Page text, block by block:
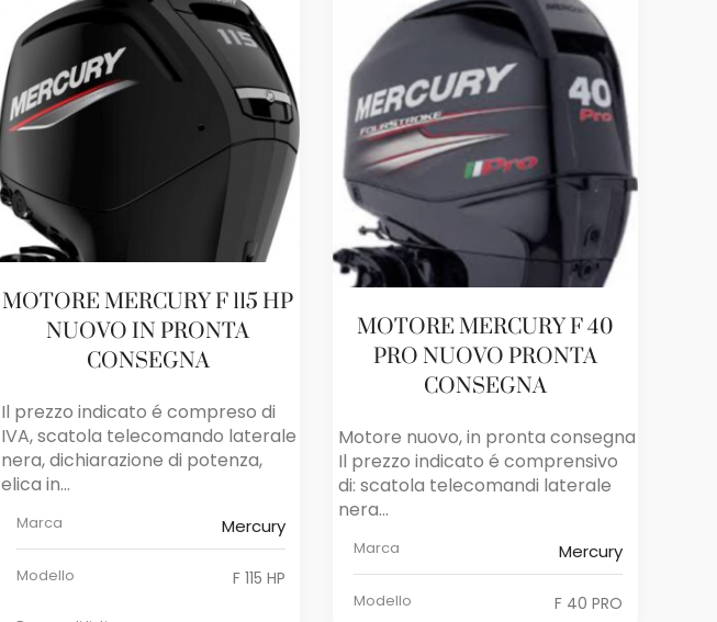
MOTORE MERCURY F 115 HP
NUOVO IN PRONTA
CONSEGNA
Il prezzo indicato é compreso di
IVA, scatola telecomando laterale
nera, dichiarazione di potenza,
elica in...
Marca Mercury
Modello F 115 HP
MOTORE MERCURY F 40
PRO NUOVO PRONTA
CONSEGNA
Motore nuovo, in pronta consegna
Il prezzo indicato é comprensivo
di: scatola telecomandi laterale
nera...
Marca Mercury
Modello F 40 PRO